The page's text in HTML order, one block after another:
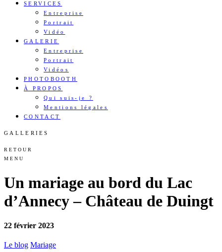
SERVICES
Entreprise
Portrait
Vidéo
GALERIE
Entreprise
Portrait
Vidéos
PHOTOBOOTH
À PROPOS
Qui suis-je ?
Mentions légales
CONTACT
GALLERIES
RETOUR
MENU
Un mariage au bord du Lac
d’Annecy – Château de Duingt
22 février 2023
Le blog Mariage